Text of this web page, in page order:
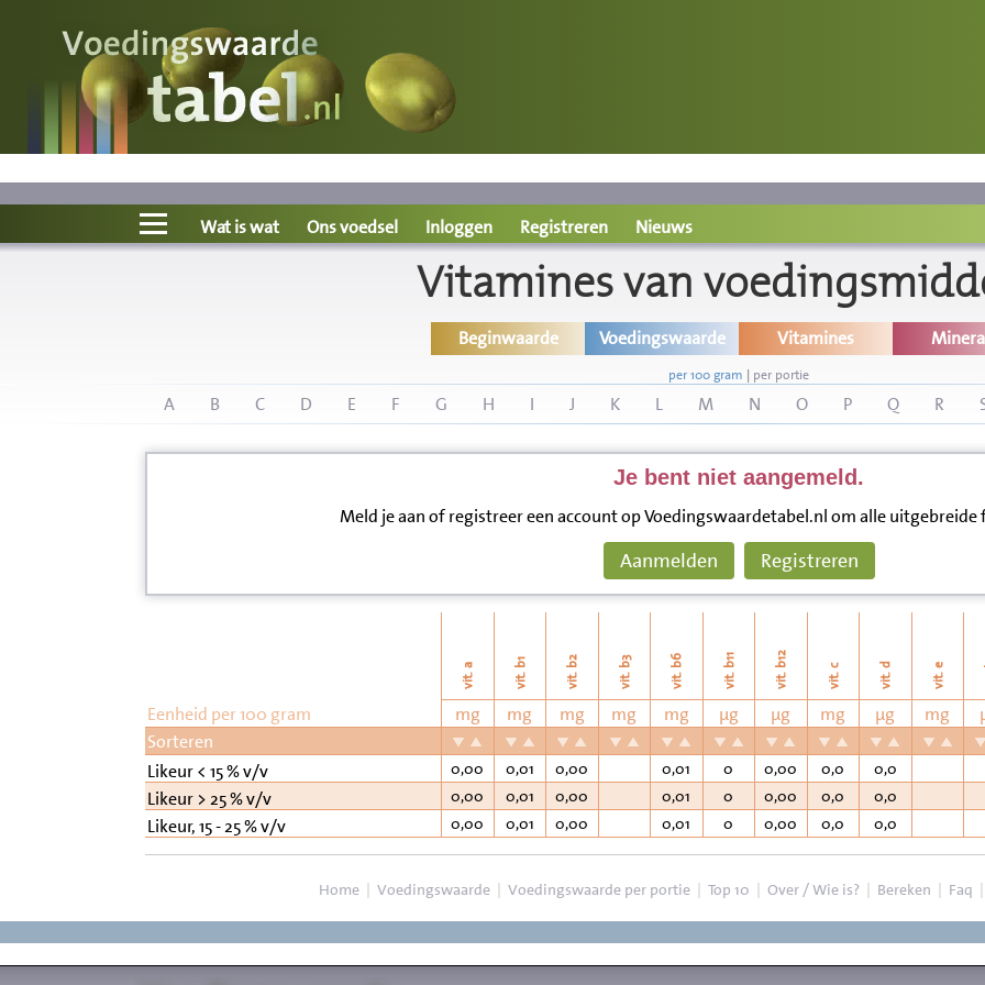
Voedingswaarde
Wat is wat?
Ons voedsel
Disclaimer
Wat is wat Ons voedsel Inloggen Registreren Nieuws
Vitamines van
Beginwaarde Voedingswaarde Vitamines
per 100 gram | per portie
A B C D E F G H I J K L M N O P Q R
Je bent niet aangemeld.
Meld je aan of registreer een account op Voedingswaardetabel.nl om alle
Aanmelden Registreren
vit. a vit. b1 vit. b2 vit. b3 vit. b6 vit. b11 vit. b12 vit. c vit. d vit. e
Eenheid per 100 gram mg mg mg mg mg µg µg mg µg mg
Sorteren
Likeur < 15 % v/v
0,00 0,01 0,00 0,01 0 0,00 0,0 0,0
Likeur > 25 % v/v 0,00 0,01 0,00 0,01 0 0,00 0,0 0,0
Likeur, 15 - 25 % v/v 0,00 0,01 0,00 0,01 0 0,00 0,0 0,0
Home | Voedingswaarde | Voedingswaarde per portie | Top 10 | Over / Wie is? | Bereken | Faq |